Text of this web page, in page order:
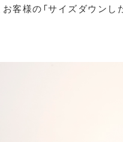
様の「サイズダウンし